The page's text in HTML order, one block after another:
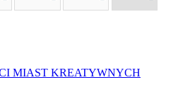
MIAST KREATYWNYCH